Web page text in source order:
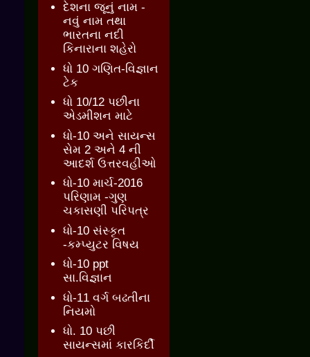
દેશના જૂનું નામ -
નવું નામ તથા
ભારતના નદી
કિનારાના શહેરો
ધો 10 ગણિત-વિજ્ઞાન
ટેક
ધો 10/12 પછીના
એડમીશન માટે
ધો-10 અને સાયન્સ
સેમ 2 અને 4 ની
આદર્શ ઉત્તરવહીઓ
ધો-10 માર્ચ-2016
પરિણામ -ગુણ
ચકાસણી પરિપત્ર
ધો-10 સંસ્કૃત
-કમ્પ્યુટર વિષય
ધો-10 ppt
સા.વિજ્ઞાન
ધો-11 વર્ગ બઢતીના
નિયમો
ધો. 10 પછી
સાયન્સમાં કારકિર્દી